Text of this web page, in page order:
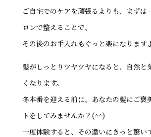
ご自宅でのケアを頑張るよりも、まずは
ロンで整えることで、
その後のお手入れもぐっと楽になります
髪がしっとりツヤツヤになると、自然と
くなります。
冬本番を迎える前に、あなたの髪にご褒
トをしてみませんか？(^^)
一度体験すると、その違いにきっと驚い